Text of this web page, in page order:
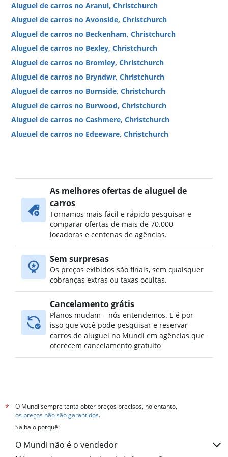
Aluguel de carros no Aranui, Christchurch
Aluguel de carros no Avonside, Christchurch
Aluguel de carros no Beckenham, Christchurch
Aluguel de carros no Bexley, Christchurch
Aluguel de carros no Bromley, Christchurch
Aluguel de carros no Bryndwr, Christchurch
Aluguel de carros no Burnside, Christchurch
Aluguel de carros no Burwood, Christchurch
Aluguel de carros no Cashmere, Christchurch
Aluguel de carros no Edgeware, Christchurch
Aluguel de carros no Harewood, Christchurch
Aluguel de carros no Ilam, Christchurch
Aluguel de carros no Lindwood, Christchurch
Aluguel de carros no Mairehau, Christchurch
Aluguel de carros no Mcleans Island, Christchurch
Aluguel de carros no Merivale, Christchurch
Aluguel de carros no New Brighton, Christchurch
As melhores ofertas de aluguel de
carros
Tornamos mais fácil e rápido pesquisar e
comparar ofertas de mais de 70.000
locadoras e centenas de agências.
Sem surpresas
Os preços exibidos são finais, sem quaisquer
cobranças extras ou taxas ocultas.
Cancelamento grátis
Planos mudam – nós entendemos. E é por
isso que você pode pesquisar e reservar
carros de aluguel no Mundi em agências que
oferecem cancelamento gratuito
*
O Mundi sempre tenta obter preços precisos, no entanto,
os preços não são garantidos.
Saiba o porquê:
O Mundi não é o vendedor